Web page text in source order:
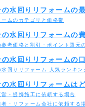
水回りリフォームの
ムのカテゴリと価格帯
の水回りリフォームの
参考価格と割引・ポイント還元
の水回りリフォームの
水回りリフォーム 人気ランキン
水回りリフォームは
営・提携施工に依頼する場合
者・リフォーム会社に依頼する